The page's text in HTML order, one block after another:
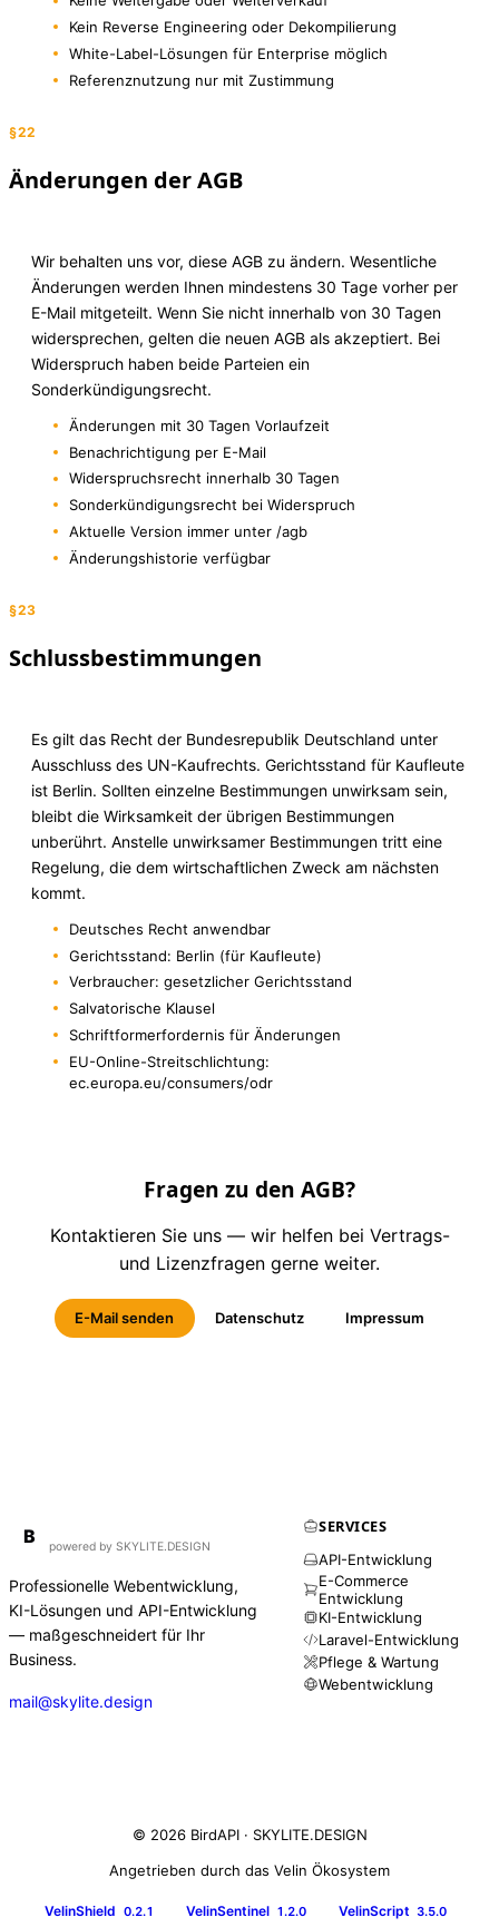
Kein Reverse Engineering oder Dekompilierung
White-Label-Lösungen für Enterprise möglich
Referenznutzung nur mit Zustimmung
§22
Änderungen der AGB
Wir behalten uns vor, diese AGB zu ändern. Wesentliche
Änderungen werden Ihnen mindestens 30 Tage vorher per
E-Mail mitgeteilt. Wenn Sie nicht innerhalb von 30 Tagen
widersprechen, gelten die neuen AGB als akzeptiert. Bei
Widerspruch haben beide Parteien ein
Sonderkündigungsrecht.
Änderungen mit 30 Tagen Vorlaufzeit
Benachrichtigung per E-Mail
Widerspruchsrecht innerhalb 30 Tagen
Sonderkündigungsrecht bei Widerspruch
Aktuelle Version immer unter /agb
Änderungshistorie verfügbar
§23
Schlussbestimmungen
Es gilt das Recht der Bundesrepublik Deutschland unter
Ausschluss des UN-Kaufrechts. Gerichtsstand für Kaufleute
ist Berlin. Sollten einzelne Bestimmungen unwirksam sein,
bleibt die Wirksamkeit der übrigen Bestimmungen
unberührt. Anstelle unwirksamer Bestimmungen tritt eine
Regelung, die dem wirtschaftlichen Zweck am nächsten
kommt.
Deutsches Recht anwendbar
Gerichtsstand: Berlin (für Kaufleute)
Verbraucher: gesetzlicher Gerichtsstand
Salvatorische Klausel
Schriftformerfordernis für Änderungen
EU-Online-Streitschlichtung:
ec.europa.eu/consumers/odr
Fragen zu den AGB?
Kontaktieren Sie uns — wir helfen bei Vertrags-
und Lizenzfragen gerne weiter.
E-Mail senden Datenschutz Impressum
B powered by SKYLITE.DESIGN
Professionelle Webentwicklung,
KI-Lösungen und API-Entwicklung
— maßgeschneidert für Ihr
Business.
mail@skylite.design
SERVICES
API-Entwicklung
E-Commerce
Entwicklung
KI-Entwicklung
Laravel-Entwicklung
Pflege & Wartung
Webentwicklung
© 2026 BirdAPI · SKYLITE.DESIGN
Angetrieben durch das Velin Ökosystem
VelinShield 0.2.1 VelinSentinel 1.2.0 VelinScript 3.5.0